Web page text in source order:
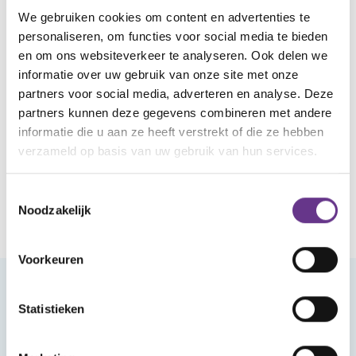
We gebruiken cookies om content en advertenties te
personaliseren, om functies voor social media te bieden
en om ons websiteverkeer te analyseren. Ook delen we
informatie over uw gebruik van onze site met onze
partners voor social media, adverteren en analyse. Deze
partners kunnen deze gegevens combineren met andere
informatie die u aan ze heeft verstrekt of die ze hebben
verzameld op basis van uw gebruik van hun services.
Noodzakelijk
Voorkeuren
Statistieken
Het spel is ook te spelen door kinderen met een
visuele beperking.
Meer weten of het spel bestellen?
Klik dan hier
Meld je aan voor onze nieuwsbrief